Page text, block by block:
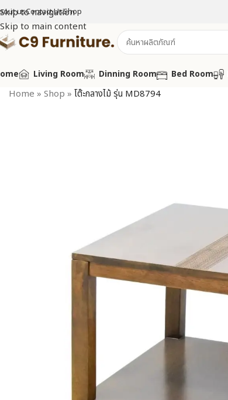
Skip to navigation
Skip to main content
usContact UsShop
Living Room Dinning Room Bed Room
Home » Shop » โต๊ะกลางไม้ รุ่น MD8794